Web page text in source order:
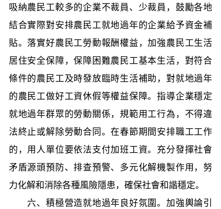
吸納農民工較多的企業不裁員、少裁員，鼓勵各地
結合實際對安排農民工就地過年的企業給予資金補
貼。落實好農民工勞動報酬權益，加強農民工生活
居住安全保障，保障困難農民工基本生活，對符合
條件的農民工及時發放臨時生活補助，對就地過年
的農民工做好工資休假等權益保障。指導企業穩定
就地過年群眾的勞動關係，規範用工行為，不得違
法終止或解除勞動合同。在春節期間安排職工工作
的，用人單位要依法支付加班工資。充分發揮社會
矛盾源頭預防、排查預警、多元化解機製作用，努
力化解和消除各種風險隱患，確保社會和諧穩定。
六、積極營造就地過年良好氛圍。加強輿論引